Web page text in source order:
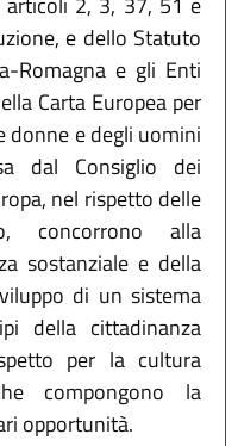
e dello Statuto
Romagna e gli Enti
Carta Europea per
donne e degli uomini
dal Consiglio dei
nel rispetto delle
concorrono alla
sostanziale e della
di un sistema
della cittadinanza
per la cultura
compongono la
opportunità.